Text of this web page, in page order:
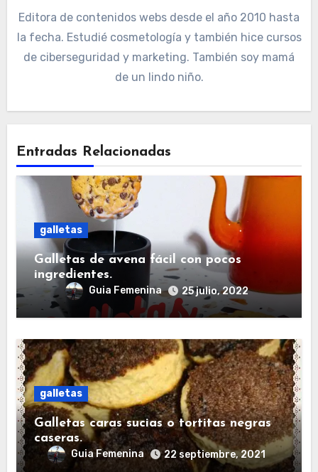
Editora de contenidos webs desde el año 2010 hasta
la fecha. Estudié cosmetología y también hice cursos
de ciberseguridad y marketing. También soy mamá
de un lindo niño.
Entradas Relacionadas
galletas
Galletas de avena fácil con pocos
ingredientes.
Guia Femenina 25 julio, 2022
galletas
Galletas caras sucias o tortitas negras
caseras.
Guia Femenina 22 septiembre, 2021